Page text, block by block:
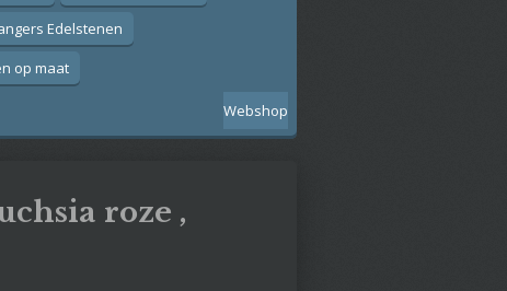
Edelstenen
op maat
Webshop
roze ,